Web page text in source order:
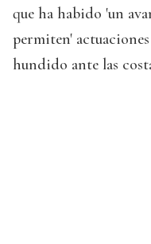
que ha habido 'un
permiten'
hundido ante las